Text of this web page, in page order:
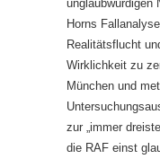
unglaubwürdigen
Horns
Realitätsflucht
Wirklichkeit zu
München und
zur „immer
die RAF einst